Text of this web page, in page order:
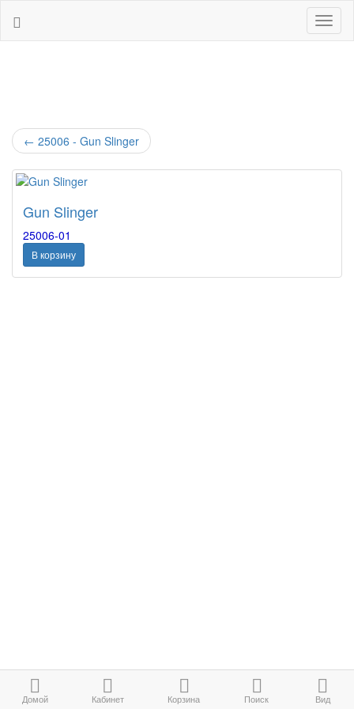
← 25006 - Gun Slinger
Gun Slinger
25006-01
В корзину
Домой Кабинет Корзина Поиск Вид